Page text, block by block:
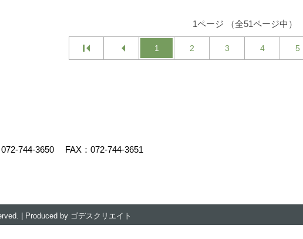
1ページ （全51ページ中）
1 2 3 4 5
072-744-3650
FAX：072-744-3651
Produced by ゴデスクリエイト